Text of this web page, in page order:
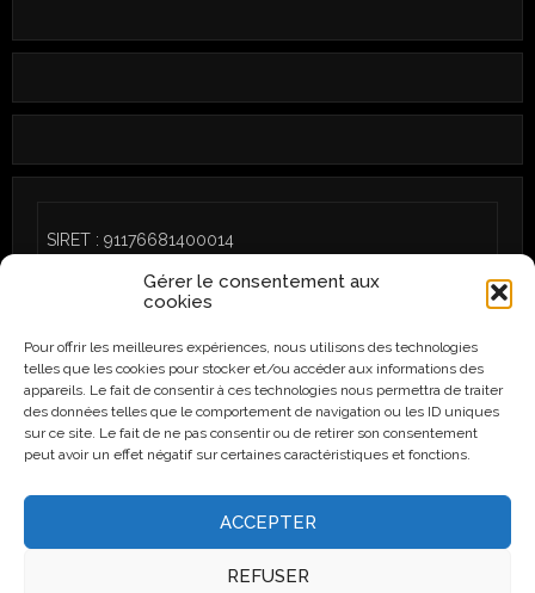
Gérer le consentement aux
cookies
Pour offrir les meilleures expériences, nous utilisons des technologies
telles que les cookies pour stocker et/ou accéder aux informations des
appareils. Le fait de consentir à ces technologies nous permettra de traiter
des données telles que le comportement de navigation ou les ID uniques
sur ce site. Le fait de ne pas consentir ou de retirer son consentement
peut avoir un effet négatif sur certaines caractéristiques et fonctions.
ACCEPTER
REFUSER
SIRET : 91176681400014
CGU/Politique de cookies (UE)
Instagram
Facebook